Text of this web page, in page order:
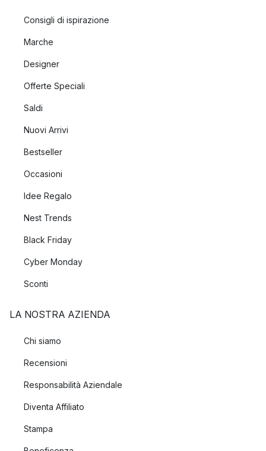
Consigli di ispirazione
Marche
Designer
Offerte Speciali
Saldi
Nuovi Arrivi
Bestseller
Occasioni
Idee Regalo
Nest Trends
Black Friday
Cyber Monday
Sconti
LA NOSTRA AZIENDA
Chi siamo
Recensioni
Responsabilità Aziendale
Diventa Affiliato
Stampa